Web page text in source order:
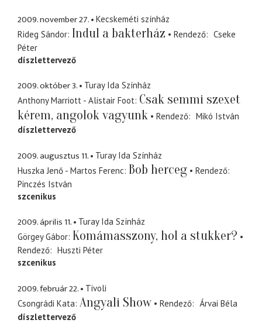
2009. november 27.
Kecskeméti színház
Rideg Sándor Indul a bakterház Rendező
Cseke
Péter
díszlettervező
2009. október 3.
Turay Ida Színház
Anthony Marriott - Alistair Foot Csak semmi szexet
kérem, angolok vagyunk
Rendező
Mikó István
díszlettervező
2009. augusztus 11.
Turay Ida Színház
Huszka Jenő - Martos Ferenc Bob herceg
Rendező
Pinczés István
szcenikus
2009. április 11.
Turay Ida Színház
Görgey Gábor Komámasszony, hol a stukker?
Rendező
Huszti Péter
szcenikus
2009. február 22.
Tivoli
Csongrádi Kata Angyali Show Rendező
Árvai Béla
díszlettervező